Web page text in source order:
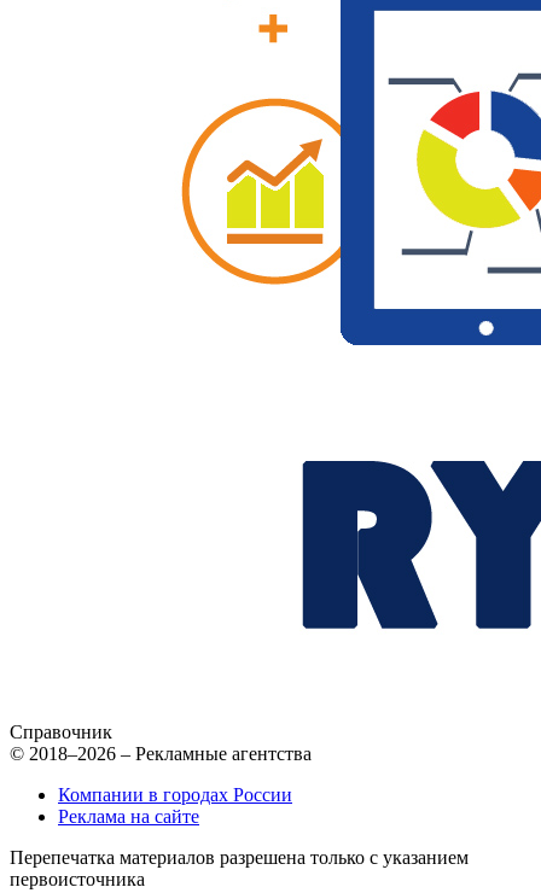
Справочник
© 2018–2026 – Рекламные агентства
Компании в городах России
Реклама на сайте
Перепечатка материалов разрешена только с указанием
первоисточника